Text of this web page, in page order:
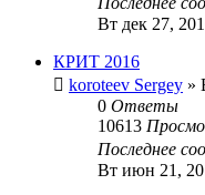
Вт дек 27,
КРИТ 2016
koroteev Sergey »
0 Ответы
10613
Последнее
Вт июн 21,